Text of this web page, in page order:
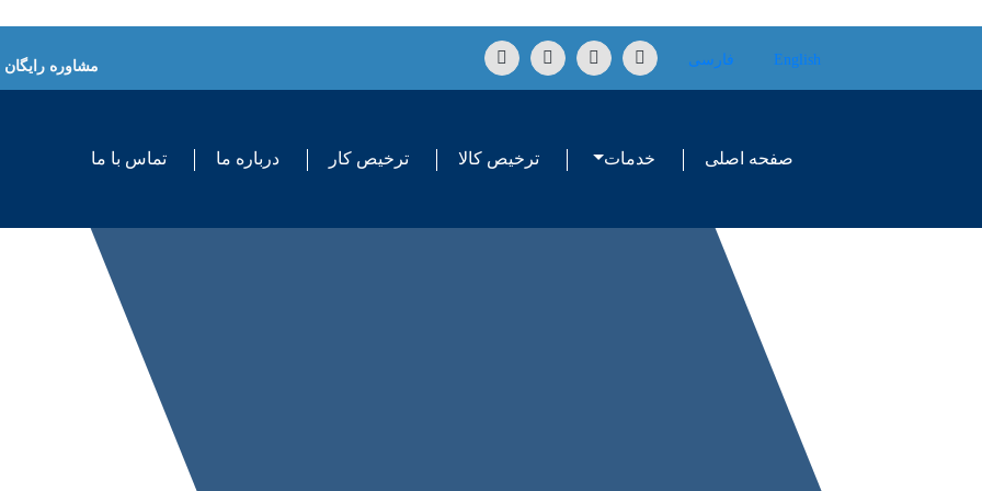
English فارسی مشاوره رایگان
صفحه اصلی خدمات ترخیص کالا ترخیص کار درباره ما تماس با ما